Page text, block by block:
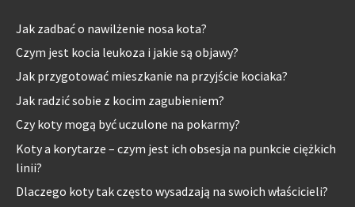
Jak zadbać o nawilżenie nosa kota?
Czym jest kocia leukoza i jakie są objawy?
Jak przygotować mieszkanie na przyjście kociaka?
Jak radzić sobie z kocim zagubieniem?
Czy koty mogą być uczulone na pokarmy?
Koty a korytarze – czym jest ich obsesja na punkcie ciężkich
linii?
Dlaczego koty tak często wysadzają na swoich właścicieli?